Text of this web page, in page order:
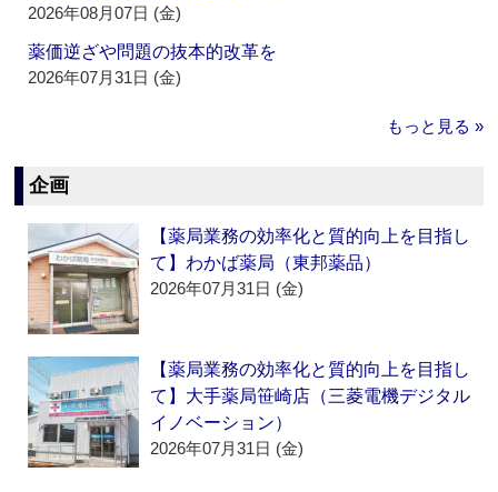
2026年08月07日 (金)
薬価逆ざや問題の抜本的改革を
2026年07月31日 (金)
もっと見る »
企画
【薬局業務の効率化と質的向上を目指し
て】わかば薬局（東邦薬品）
2026年07月31日 (金)
【薬局業務の効率化と質的向上を目指し
て】大手薬局笹崎店（三菱電機デジタル
イノベーション）
2026年07月31日 (金)